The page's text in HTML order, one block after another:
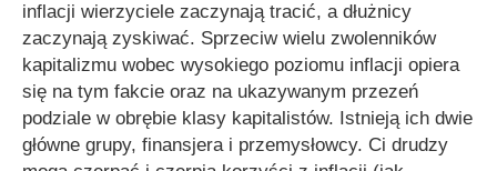
inflacji wierzyciele zaczynają tracić, a dłużnicy
zaczynają zyskiwać. Sprzeciw wielu zwolenników
kapitalizmu wobec wysokiego poziomu inflacji opiera
się na tym fakcie oraz na ukazywanym przezeń
podziale w obrębie klasy kapitalistów. Istnieją ich dwie
główne grupy, finansjera i przemysłowcy. Ci drudzy